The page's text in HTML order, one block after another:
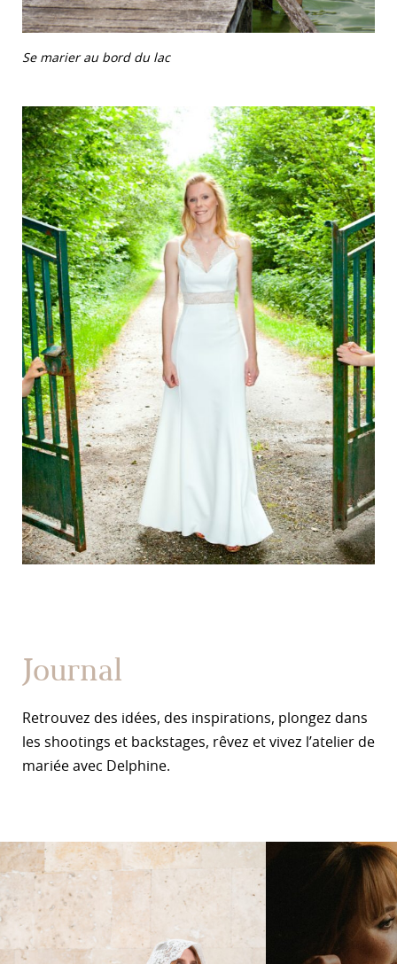
Se marier au bord du lac
Journal
Retrouvez des idées, des inspirations, plongez dans
les shootings et backstages, rêvez et vivez l’atelier de
mariée avec Delphine.